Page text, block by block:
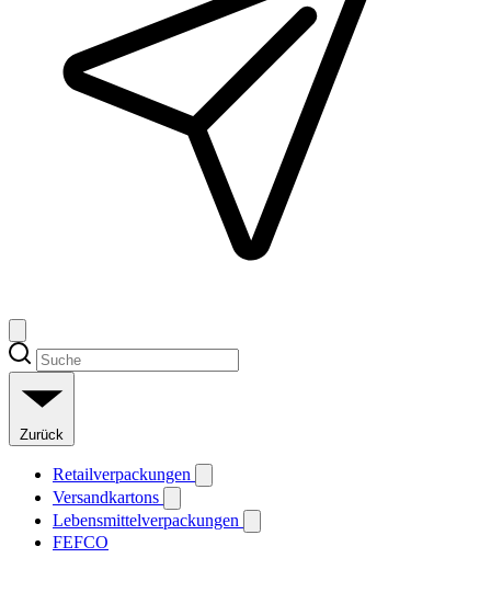
Zurück
Retailverpackungen
Versandkartons
Lebensmittelverpackungen
FEFCO